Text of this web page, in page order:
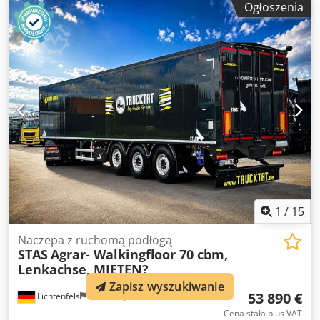
pneumatyczny system zamykania drzwi podpory siodłowe
Jost LASi EN 12642 XL możliwość wjazdu wózkiem
widłowym (do 8 ton) boczna plandeka po lewej stronie
platforma z drabiną oświetlenie LED różne akcesoria
osłona tylnych świateł boczny system mocowania ładunku
(UFS) 2 skrzynie 1 zbiornik na wodę uchwyt na miotłę
kanister NATO Możliwość finansowania na życzenie!!!
Ogłoszenia
1 / 15
Lichtenfels 598 km
Naczepa z ruchomą podłogą
STASAgrar- Walkingfloor 70 cbm,
Lenkachse, MIETEN?
53 890 €
Cena stała plus VAT
Zapisz wyszukiwanie